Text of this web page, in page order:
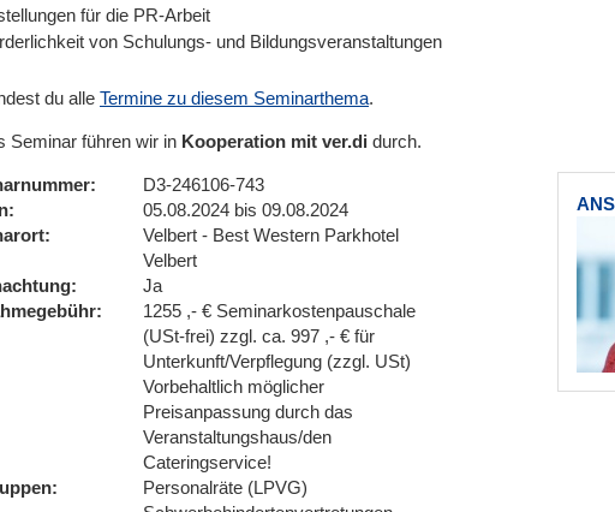
für die PR-Arbeit
von Schulungs- und Bildungsveranstaltungen
du alle Termine zu diesem Seminarthema.
Seminar führen wir in Kooperation mit ver.di durch.
D3-246106-743
05.08.2024 bis 09.08.2024
Velbert - Best Western Parkhotel
Velbert
Ja
1255 ,- € Seminarkostenpauschale
(USt-frei) zzgl. ca. 997 ,- € für
Unterkunft/Verpflegung (zzgl. USt)
Vorbehaltlich möglicher
Preisanpassung durch das
Veranstaltungshaus/den
Cateringservice!
Personalräte (LPVG)